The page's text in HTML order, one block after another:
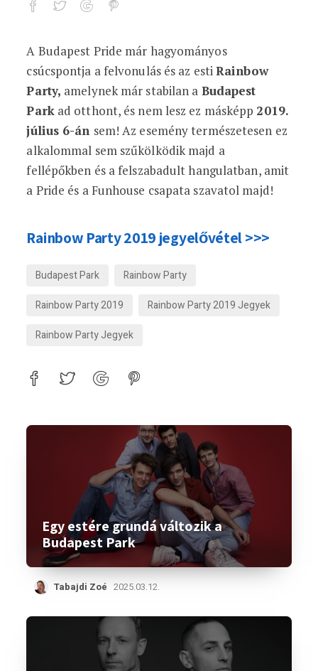
2019-ben is Rainbow Party a Budapest
A Budapest Pride már hagyományos
csúcspontja a felvonulás és az estiRainbow
Party, amelynek már stabilan a Budapest
Parkad otthont, és nem lesz ez másképp 2019.
július 6-án sem! Az esemény természetesen ez
alkalommal sem szűkölködik majd a
fellépőkben és a felszabadult hangulatban, amit
a Pride és a Funhouse csapata szavatol majd!
Rainbow Party 2019 jegyelővétel >>>
Budapest Park
Rainbow Party
Rainbow Party 2019
Rainbow Party 2019 Jegyek
Rainbow Party Jegyek
Egy estére grundá változik a
Budapest Park
Tabajdi Zoé 2025.03.12.